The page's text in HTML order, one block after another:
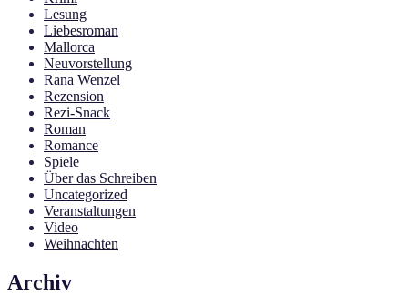
Lesung
Liebesroman
Mallorca
Neuvorstellung
Rana Wenzel
Rezension
Rezi-Snack
Roman
Romance
Spiele
Über das Schreiben
Uncategorized
Veranstaltungen
Video
Weihnachten
Archiv